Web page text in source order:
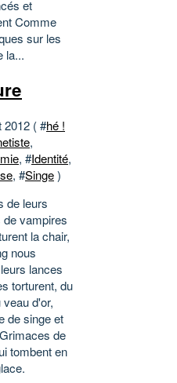
et
Comme
sur les
la...
2012 ( #hé !
,
, #Identité,
, #Singe)
de leurs
de vampires
la chair,
nous
lances
torturent, du
d'or,
de singe et
de
tombent en